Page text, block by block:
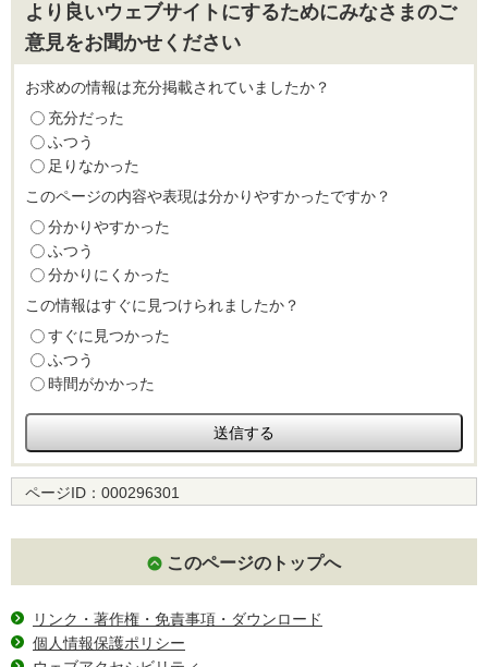
より良いウェブサイトにするためにみなさまのご
意見をお聞かせください
お求めの情報は充分掲載されていましたか？
充分だった
ふつう
足りなかった
このページの内容や表現は分かりやすかったですか？
分かりやすかった
ふつう
分かりにくかった
この情報はすぐに見つけられましたか？
すぐに見つかった
ふつう
時間がかかった
ページID： 000296301
このページのトップへ
リンク・著作権・免責事項・ダウンロード
個人情報保護ポリシー